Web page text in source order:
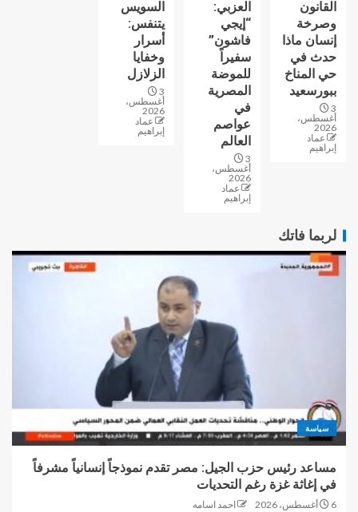
القانون
وصرخة
إنسان ماذا
حدث في
حي المناخ
ببورسعيد
3
أغسطس،
2026
عماد
إبراهيم
العزبي:
“إيجي
فاشون”
سفيراً
للموضة
المصرية
في
عواصم
العالم
3
أغسطس،
2026
عماد
إبراهيم
السويس
يتنفس:
أسرار
وخفايا
الزلازل
3
أغسطس،
2026
عماد
إبراهيم
لربما فاتك
سياسة
مساعد رئيس حزب الجيل: مصر تقدم نموذجاً إنسانياً مشرفاً
في إغاثة غزة رغم التحديات
6 أغسطس، 2026 احمد اسامه